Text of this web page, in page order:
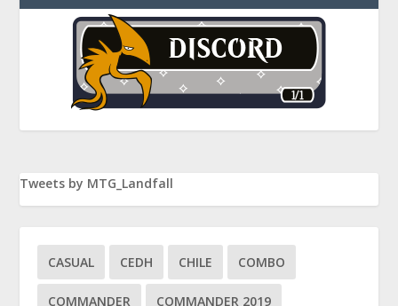
Tweets by MTG_Landfall
CASUAL CEDH CHILE COMBO
COMMANDER COMMANDER 2019